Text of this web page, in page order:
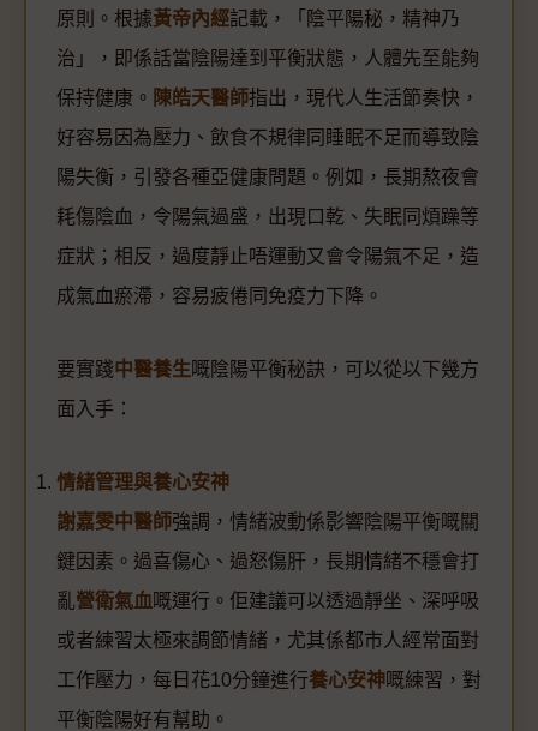
原則。根據黃帝內經記載，「陰平陽秘，精神乃
治」，即係話當陰陽達到平衡狀態，人體先至能夠
保持健康。 陳皓天醫師指出，現代人生活節奏快，
好容易因為壓力、飲食不規律同睡眠不足而導致陰
陽失衡，引發各種亞健康問題。例如，長期熬夜會
耗傷陰血，令陽氣過盛，出現口乾、失眠同煩躁等
症狀；相反，過度靜止唔運動又會令陽氣不足，造
成氣血瘀滯，容易疲倦同免疫力下降。
要實踐中醫養生嘅陰陽平衡秘訣，可以從以下幾方
面入手：
情緒管理與養心安神
謝嘉雯中醫師強調，情緒波動係影響陰陽平衡嘅關
鍵因素。過喜傷心、過怒傷肝，長期情緒不穩會打
亂營衛氣血嘅運行。佢建議可以透過靜坐、深呼吸
或者練習太極來調節情緒，尤其係都市人經常面對
工作壓力，每日花10分鐘進行養心安神嘅練習，對
平衡陰陽好有幫助。